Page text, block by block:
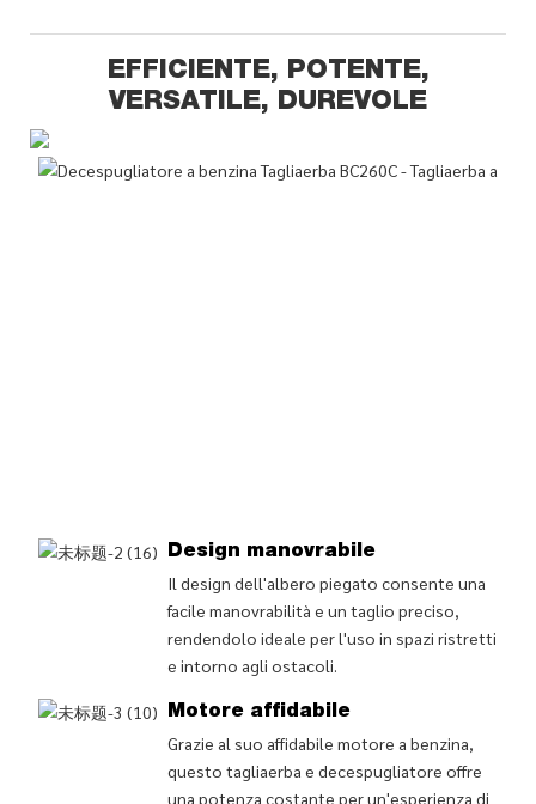
EFFICIENTE, POTENTE,
VERSATILE, DUREVOLE
Design manovrabile
Il design dell'albero piegato consente una
facile manovrabilità e un taglio preciso,
rendendolo ideale per l'uso in spazi ristretti
e intorno agli ostacoli.
Motore affidabile
Grazie al suo affidabile motore a benzina,
questo tagliaerba e decespugliatore offre
una potenza costante per un'esperienza di